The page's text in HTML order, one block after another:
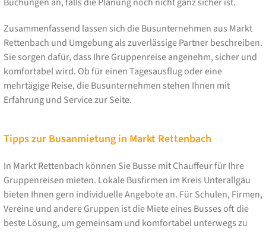
Zusammenfassend lassen sich die Busunternehmen aus Markt
Rettenbach und Umgebung als zuverlässige Partner beschreiben.
Sie sorgen dafür, dass Ihre Gruppenreise angenehm, sicher und
komfortabel wird. Ob für einen Tagesausflug oder eine
mehrtägige Reise, die Busunternehmen stehen Ihnen mit
Erfahrung und Service zur Seite.
Tipps zur Busanmietung in Markt Rettenbach
In Markt Rettenbach können Sie Busse mit Chauffeur für Ihre
Gruppenreisen mieten. Lokale Busfirmen im Kreis Unterallgäu
bieten Ihnen gern individuelle Angebote an. Für Schulen, Firmen,
Vereine und andere Gruppen ist die Miete eines Busses oft die
beste Lösung, um gemeinsam und komfortabel unterwegs zu